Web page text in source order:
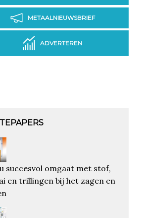
METAALNIEUWSBRIEF
ADVERTEREN
succesvol omgaat met stof,
en trillingen bij het zagen en